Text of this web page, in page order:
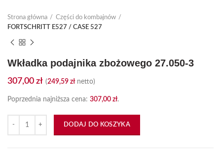
Strona główna
Części do kombajnów
FORTSCHRITT E527 / CASE 527
Wkładka podajnika zbożowego 27.050-3
307,00 zł (249,59 złnetto)
Poprzednia najniższa cena: 307,00 zł.
DODAJ DO KOSZYKA